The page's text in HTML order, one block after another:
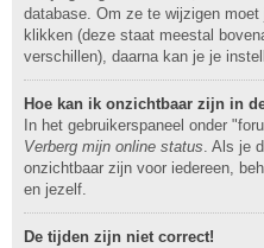
database. Om ze te wijzigen moet
klikken (deze staat meestal
verschillen), daarna kan je je
Hoe kan ik onzichtbaar zijn in
In het gebruikerspaneel onder
Verberg mijn online status. Als je
onzichtbaar zijn voor iedereen,
en jezelf.
De tijden zijn niet correct!